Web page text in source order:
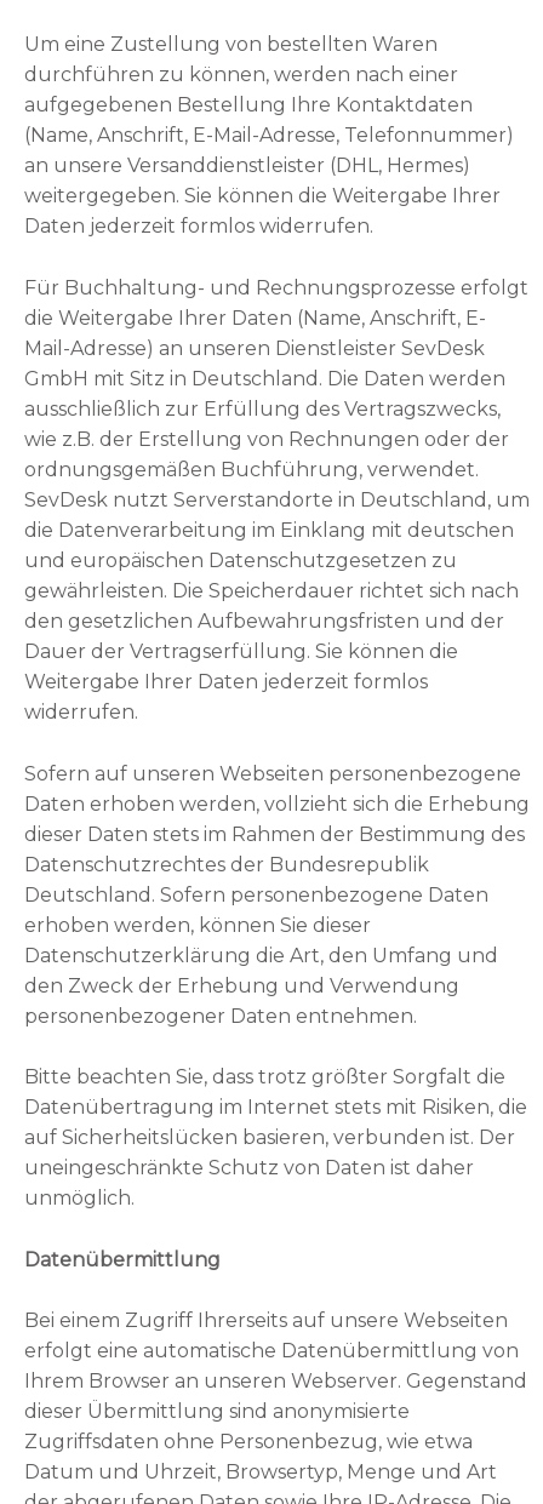
Um eine Zustellung von bestellten Waren
durchführen zu können, werden nach einer
aufgegebenen Bestellung Ihre Kontaktdaten
(Name, Anschrift, E-Mail-Adresse, Telefonnummer)
an unsere Versanddienstleister (DHL, Hermes)
weitergegeben. Sie können die Weitergabe Ihrer
Daten jederzeit formlos widerrufen.
Für Buchhaltung- und Rechnungsprozesse erfolgt
die Weitergabe Ihrer Daten (Name, Anschrift, E-
Mail-Adresse) an unseren Dienstleister SevDesk
GmbH mit Sitz in Deutschland. Die Daten werden
ausschließlich zur Erfüllung des Vertragszwecks,
wie z.B. der Erstellung von Rechnungen oder der
ordnungsgemäßen Buchführung, verwendet.
SevDesk nutzt Serverstandorte in Deutschland, um
die Datenverarbeitung im Einklang mit deutschen
und europäischen Datenschutzgesetzen zu
gewährleisten. Die Speicherdauer richtet sich nach
den gesetzlichen Aufbewahrungsfristen und der
Dauer der Vertragserfüllung. Sie können die
Weitergabe Ihrer Daten jederzeit formlos
widerrufen.
Sofern auf unseren Webseiten personenbezogene
Daten erhoben werden, vollzieht sich die Erhebung
dieser Daten stets im Rahmen der Bestimmung des
Datenschutzrechtes der Bundesrepublik
Deutschland. Sofern personenbezogene Daten
erhoben werden, können Sie dieser
Datenschutzerklärung die Art, den Umfang und
den Zweck der Erhebung und Verwendung
personenbezogener Daten entnehmen.
Bitte beachten Sie, dass trotz größter Sorgfalt die
Datenübertragung im Internet stets mit Risiken, die
auf Sicherheitslücken basieren, verbunden ist. Der
uneingeschränkte Schutz von Daten ist daher
unmöglich.
Datenübermittlung
Bei einem Zugriff Ihrerseits auf unsere Webseiten
erfolgt eine automatische Datenübermittlung von
Ihrem Browser an unseren Webserver. Gegenstand
dieser Übermittlung sind anonymisierte
Zugriffsdaten ohne Personenbezug, wie etwa
Datum und Uhrzeit, Browsertyp, Menge und Art